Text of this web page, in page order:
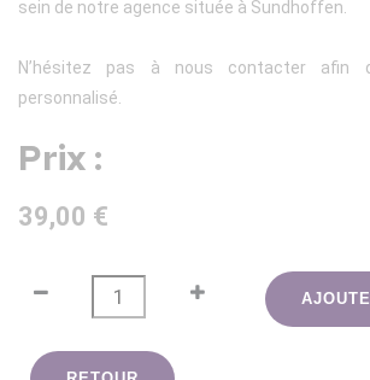
sein de notre agence située à Sundhoffen.
N’hésitez pas à nous contacter afin
personnalisé.
Prix :
39,00 €